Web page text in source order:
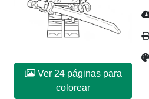
Ver 24 páginas para
colorear